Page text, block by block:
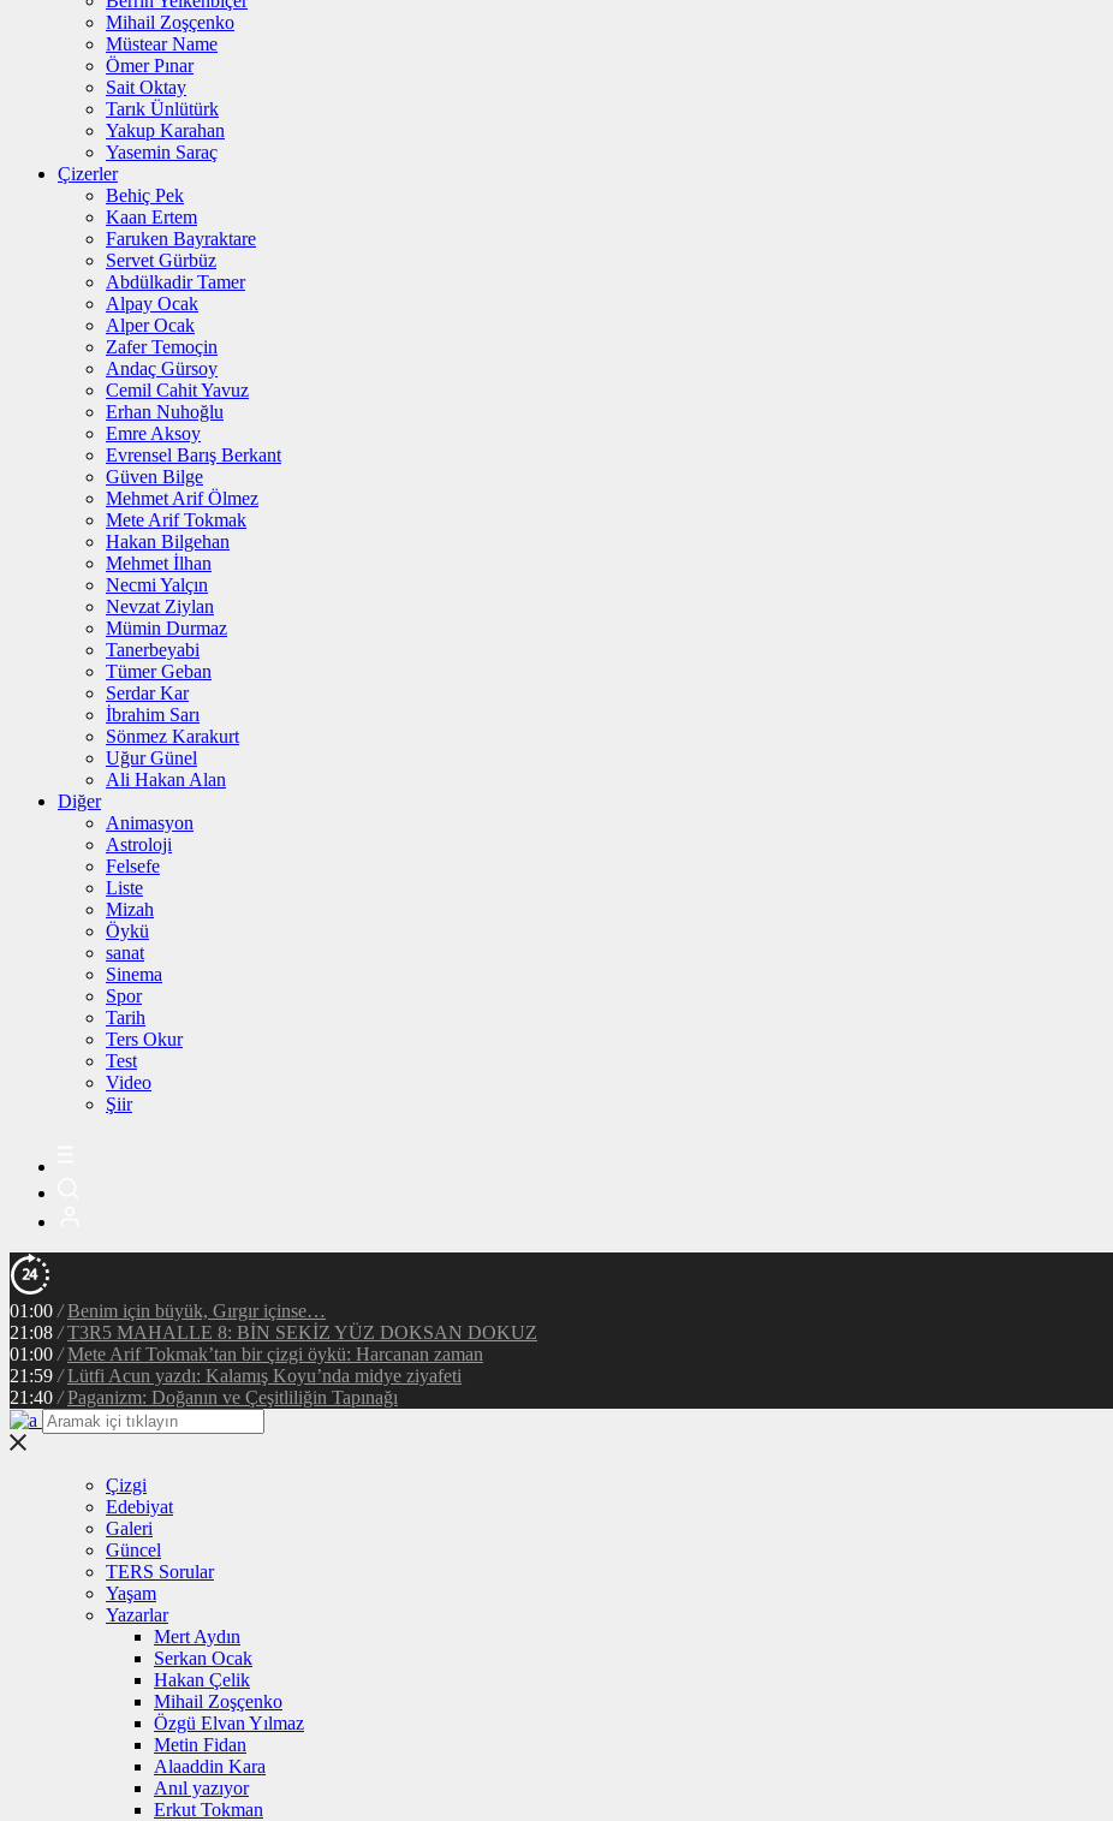
Mihail Zoşçenko
Müstear Name
Ömer Pınar
Sait Oktay
Tarık Ünlütürk
Yakup Karahan
Yasemin Saraç
Çizerler
Behiç Pek
Kaan Ertem
Faruken Bayraktare
Servet Gürbüz
Abdülkadir Tamer
Alpay Ocak
Alper Ocak
Zafer Temoçin
Andaç Gürsoy
Cemil Cahit Yavuz
Erhan Nuhoğlu
Emre Aksoy
Evrensel Barış Berkant
Güven Bilge
Mehmet Arif Ölmez
Mete Arif Tokmak
Hakan Bilgehan
Mehmet İlhan
Necmi Yalçın
Nevzat Ziylan
Mümin Durmaz
Tanerbeyabi
Tümer Geban
Serdar Kar
İbrahim Sarı
Sönmez Karakurt
Uğur Günel
Ali Hakan Alan
Diğer
Animasyon
Astroloji
Felsefe
Liste
Mizah
Öykü
sanat
Sinema
Spor
Tarih
Ters Okur
Test
Video
Şiir
01:00 / Benim için büyük, Gırgır içinse…
21:08 / T3R5 MAHALLE 8: BİN SEKİZ YÜZ DOKSAN DOKUZ
01:00 / Mete Arif Tokmak’tan bir çizgi öykü: Harcanan zaman
21:59 / Lütfi Acun yazdı: Kalamış Koyu’nda midye ziyafeti
21:40 / Paganizm: Doğanın ve Çeşitliliğin Tapınağı
Çizgi
Edebiyat
Galeri
Güncel
TERS Sorular
Yaşam
Yazarlar
Mert Aydın
Serkan Ocak
Hakan Çelik
Mihail Zoşçenko
Özgü Elvan Yılmaz
Metin Fidan
Alaaddin Kara
Anıl yazıyor
Erkut Tokman